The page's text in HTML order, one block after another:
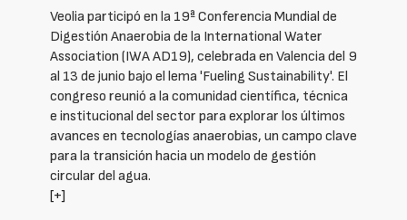
Veolia participó en la 19ª Conferencia Mundial de
Digestión Anaerobia de la International Water
Association (IWA AD19), celebrada en Valencia del 9
al 13 de junio bajo el lema 'Fueling Sustainability'. El
congreso reunió a la comunidad científica, técnica
e institucional del sector para explorar los últimos
avances en tecnologías anaerobias, un campo clave
para la transición hacia un modelo de gestión
circular del agua.
[+]